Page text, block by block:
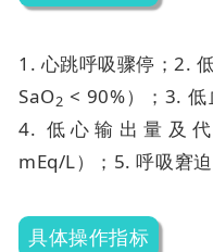
1. 心跳呼吸骤停；2.
SaO2 < 90%）； 3. 低
4. 低心输出量及
mEq/L）； 5. 呼吸窘
具体操作指标